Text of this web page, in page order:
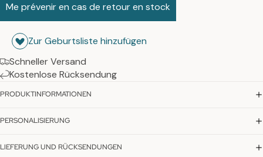
Me prévenir en cas de retour en stock
Zur Geburtsliste hinzufügen
Schneller Versand
Kostenlose Rücksendung
PRODUKTINFORMATIONEN
PERSONALISIERUNG
LIEFERUNG UND RÜCKSENDUNGEN